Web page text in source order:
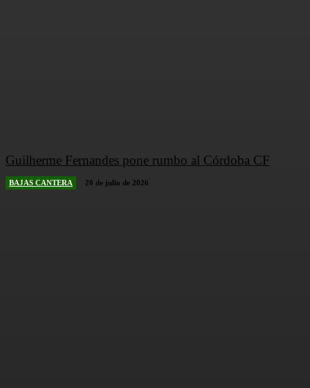
Guilherme Fernandes pone rumbo al Córdoba CF
BAJAS CANTERA 20 de julio de 2026